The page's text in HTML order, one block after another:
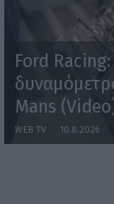
Ford
Mans
WEB TV 10.8.2026